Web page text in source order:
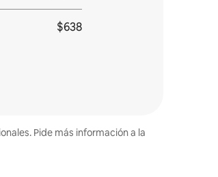
$638
Pide más información a la